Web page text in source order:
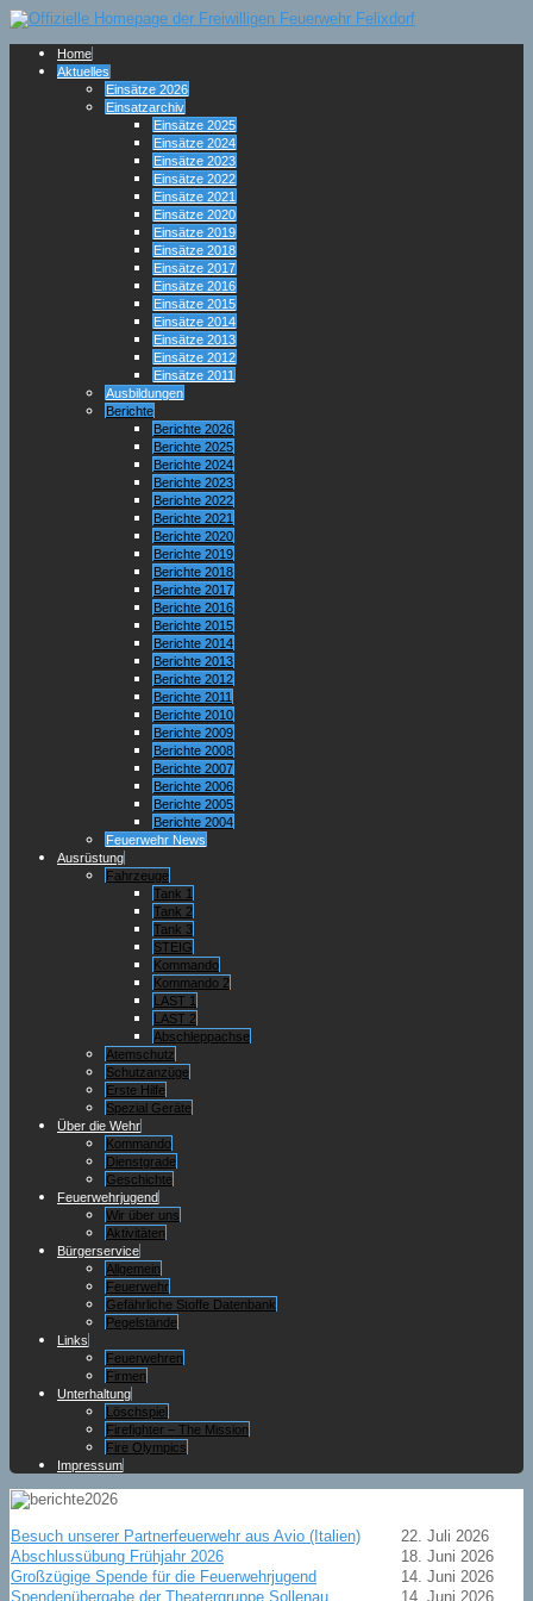
Home
Aktuelles
Einsätze 2026
Einsatzarchiv
Einsätze 2025
Einsätze 2024
Einsätze 2023
Einsätze 2022
Einsätze 2021
Einsätze 2020
Einsätze 2019
Einsätze 2018
Einsätze 2017
Einsätze 2016
Einsätze 2015
Einsätze 2014
Einsätze 2013
Einsätze 2012
Einsätze 2011
Ausbildungen
Berichte
Berichte 2026
Berichte 2025
Berichte 2024
Berichte 2023
Berichte 2022
Berichte 2021
Berichte 2020
Berichte 2019
Berichte 2018
Berichte 2017
Berichte 2016
Berichte 2015
Berichte 2014
Berichte 2013
Berichte 2012
Berichte 2011
Berichte 2010
Berichte 2009
Berichte 2008
Berichte 2007
Berichte 2006
Berichte 2005
Berichte 2004
Feuerwehr News
Ausrüstung
Fahrzeuge
Tank 1
Tank 2
Tank 3
STEIG
Kommando
Kommando 2
LAST 1
LAST 2
Abschleppachse
Atemschutz
Schutzanzüge
Erste Hilfe
Spezial Geräte
Über die Wehr
Kommando
Dienstgrade
Geschichte
Feuerwehrjugend
Wir über uns
Aktivitäten
Bürgerservice
Allgemein
Feuerwehr
Gefährliche Stoffe Datenbank
Pegelstände
Links
Feuerwehren
Firmen
Unterhaltung
Löschspiel
Firefighter – The Mission
Fire Olympics
Impressum
Besuch unserer Partnerfeuerwehr aus Avio (Italien)
22. Juli 2026
Abschlussübung Frühjahr 2026
18. Juni 2026
Großzügige Spende für die Feuerwehrjugend
14. Juni 2026
Spendenübergabe der Theatergruppe Sollenau
14. Juni 2026